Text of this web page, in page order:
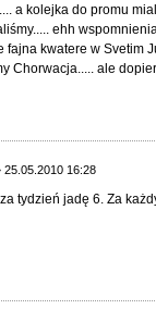
a kolejka do promu
ehh
fajna kwatere w Svetim
Chorwacja..... ale
25.05.2010 16:28
tydzień jadę 6. Za